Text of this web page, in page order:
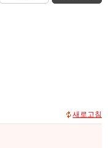
새로고침